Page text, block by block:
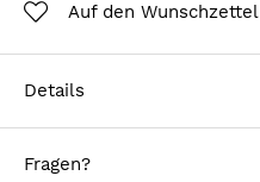
Auf den Wunschzettel
Details
Fragen?